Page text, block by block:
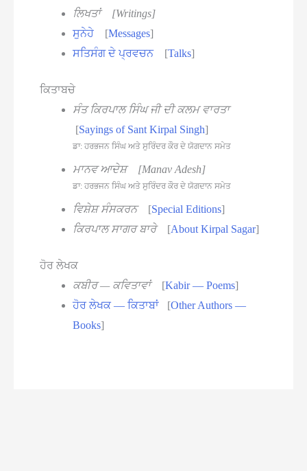
ਲਿਖਤਾਂ [Writings]
ਸੁਨੇਹੇ [Messages]
ਸਤਿਸੰਗ ਦੇ ਪ੍ਰਵਚਨ[Talks]
ਕਿਤਾਬਚੇ
ਸੰਤ ਕਿਰਪਾਲ ਸਿੰਘ ਜੀ ਦੀ ਕਲਮ ਵਾਰਤਾ
[Sayings of Sant Kirpal Singh]
ਡਾ: ਹਰਭਜਨ ਸਿੰਘ ਅਤੇ ਸੁਰਿੰਦਰ ਕੌਰ ਦੇ ਯੋਗਦਾਨ ਸਮੇਤ
ਮਾਨਵ ਆਦੇਸ਼ [Manav Adesh]
ਡਾ: ਹਰਭਜਨ ਸਿੰਘ ਅਤੇ ਸੁਰਿੰਦਰ ਕੌਰ ਦੇ ਯੋਗਦਾਨ ਸਮੇਤ
ਵਿਸ਼ੇਸ਼ ਸੰਸਕਰਨ[Special Editions]
ਕਿਰਪਾਲ ਸਾਗਰ ਬਾਰੇ[About Kirpal Sagar]
ਹੋਰ ਲੇਖਕ
ਕਬੀਰ — ਕਵਿਤਾਵਾਂ[Kabir — Poems]
ਹੋਰ ਲੇਖਕ — ਕਿਤਾਬਾਂ [Other Authors —
Books]